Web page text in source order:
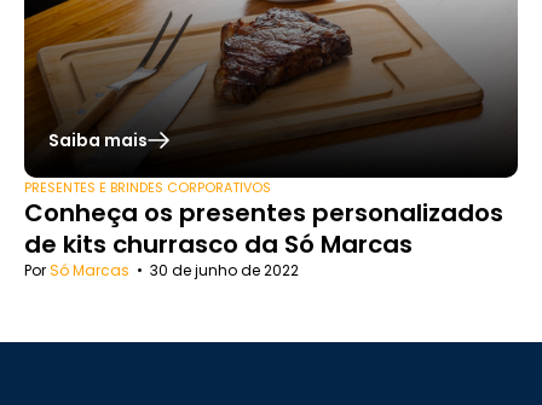
Saiba mais
PRESENTES E BRINDES CORPORATIVOS
Conheça os presentes personalizados
de kits churrasco da Só Marcas
PorSó Marcas • 30 de junho de 2022